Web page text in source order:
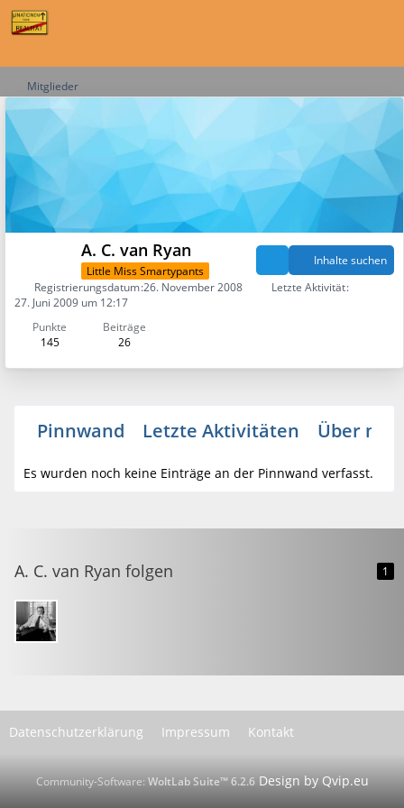
Mitglieder
A. C. van Ryan
Little Miss Smartypants
Punkte
145
Beiträge
26
Inhalte suchen
Registrierungsdatum 26. November 2008
Letzte Aktivität
27. Juni 2009 um 12:17
Pinnwand Letzte Aktivitäten Über
Es wurden noch keine Einträge an der Pinnwand verfasst.
A. C. van Ryan folgen 1
Datenschutzerklärung Impressum Kontakt
Community-Software: WoltLab Suite™ 6.2.6